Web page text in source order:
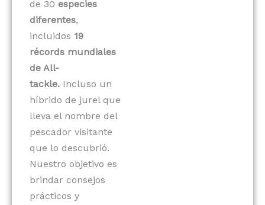
de 30 especies
diferentes,
incluidos 19
récords mundiales
de All-
tackle. Incluso un
híbrido de jurel que
lleva el nombre del
pescador visitante
que lo descubrió.
Nuestro objetivo es
brindar consejos
prácticos y